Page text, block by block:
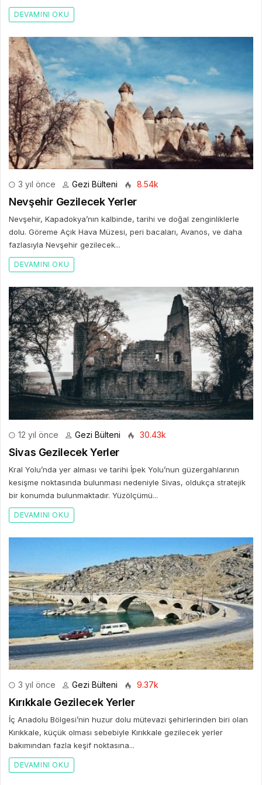
DEVAMINI OKU
3 yıl önce Gezi Bülteni 8.54k
Nevşehir Gezilecek Yerler
Nevşehir, Kapadokya’nın kalbinde, tarihi ve doğal zenginliklerle
dolu. Göreme Açık Hava Müzesi, peri bacaları, Avanos, ve daha
fazlasıyla Nevşehir gezilecek...
DEVAMINI OKU
12 yıl önce Gezi Bülteni 30.43k
Sivas Gezilecek Yerler
Kral Yolu’nda yer alması ve tarihi İpek Yolu’nun güzergahlarının
kesişme noktasında bulunması nedeniyle Sivas, oldukça stratejik
bir konumda bulunmaktadır. Yüzölçümü...
DEVAMINI OKU
3 yıl önce Gezi Bülteni 9.37k
Kırıkkale Gezilecek Yerler
İç Anadolu Bölgesi’nin huzur dolu mütevazi şehirlerinden biri olan
Kırıkkale, küçük olması sebebiyle Kırıkkale gezilecek yerler
bakımından fazla keşif noktasına...
DEVAMINI OKU